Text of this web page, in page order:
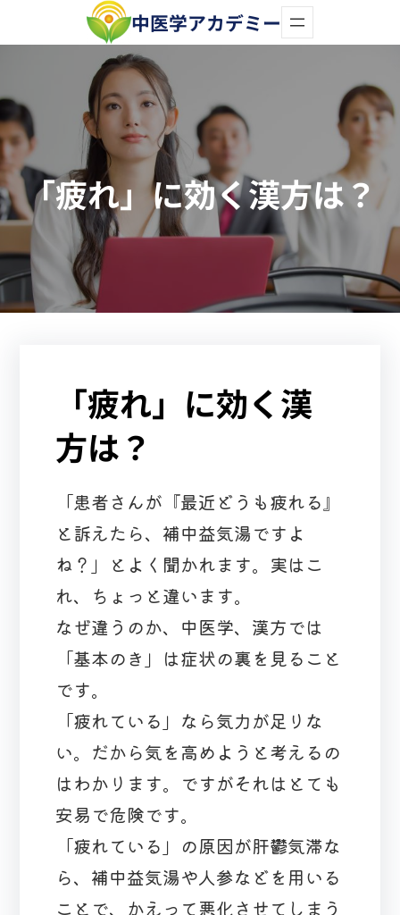
容
ス
キ
ッ
プ
中医学アカデミー
「疲れ」に効く漢方は？
「疲れ」に効く漢
方は？
「患者さんが『最近どうも疲れる』
と訴えたら、補中益気湯ですよ
ね？」とよく聞かれます。実はこ
れ、ちょっと違います。
なぜ違うのか、中医学、漢方では
「基本のき」は症状の裏を見ること
です。
「疲れている」なら気力が足りな
い。だから気を高めようと考えるの
はわかります。ですがそれはとても
安易で危険です。
「疲れている」の原因が肝鬱気滞な
ら、補中益気湯や人参などを用いる
ことで、かえって悪化させてしまう